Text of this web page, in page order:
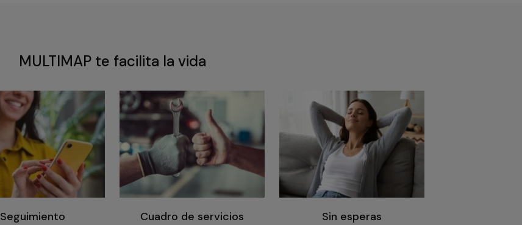
MULTIMAP te facilita la vida
Seguimiento Cuadro de servicios Sin esperas